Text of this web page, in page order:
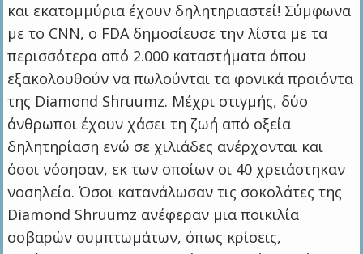
και εκατομμύρια έχουν δηλητηριαστεί! Σύμφωνα
με το CNN, ο FDA δημοσίευσε την λίστα με τα
περισσότερα από 2.000 καταστήματα όπου
εξακολουθούν να πωλούνται τα φονικά προϊόντα
της Diamond Shruumz. Μέχρι στιγμής, δύο
άνθρωποι έχουν χάσει τη ζωή από οξεία
δηλητηρίαση ενώ σε χιλιάδες ανέρχονται και
όσοι νόσησαν, εκ των οποίων οι 40 χρειάστηκαν
νοσηλεία. Όσοι κατανάλωσαν τις σοκολάτες της
Diamond Shruumz ανέφεραν μια ποικιλία
σοβαρών συμπτωμάτων, όπως κρίσεις,